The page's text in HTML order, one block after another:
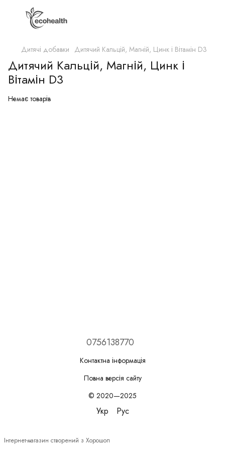
Дитячі добавки Дитячий Кальцій, Магній, Цинк і Вітамін D3
Дитячий Кальцій, Магній, Цинк і
Вітамін D3
Немає товарів
0756138770
Контактна інформація
Повна версія сайту
© 2020—2025
Укр Рус
Інтернет-магазин створений з Хорошоп